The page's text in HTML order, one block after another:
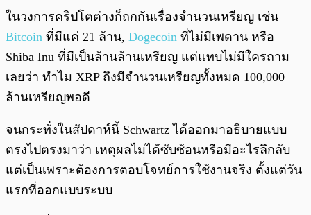
ในวงการคริปโตต่างก็ถกกันเรื่องจำนวนเหรียญ เช่น
Bitcoin ที่มีแค่ 21 ล้าน, Dogecoin ที่ไม่มีเพดาน หรือ
Shiba Inu ที่มีเป็นล้านล้านเหรียญ แต่แทบไม่มีใครถาม
เลยว่า ทำไม XRP ถึงมีจำนวนเหรียญทั้งหมด 100,000
ล้านเหรียญพอดี
จนกระทั่งในสัปดาห์นี้ Schwartz ได้ออกมาอธิบายแบบ
ตรงไปตรงมาว่า เหตุผลไม่ได้ซับซ้อนหรือมีอะไรลึกลับ
แต่เป็นเพราะต้องการตอบโจทย์การใช้งานจริง ตั้งแต่วัน
แรกที่ออกแบบระบบ